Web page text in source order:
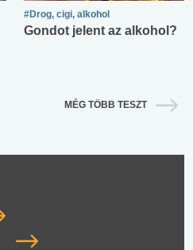
#Drog, cigi, alkohol
Gondot jelent az alkohol?
MÉG TÖBB TESZT